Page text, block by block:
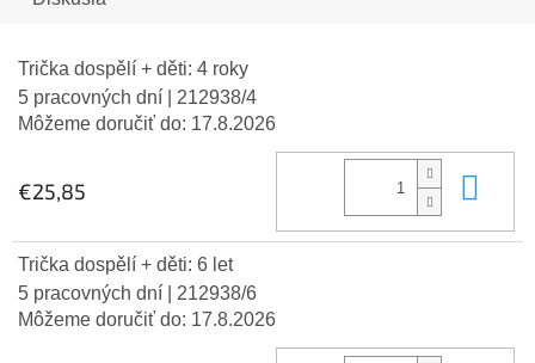
Trička dospělí + děti: 4 roky
5 pracovných dní
| 212938/4
Môžeme doručiť do: 17.8.2026
€25,85
Trička dospělí + děti: 6 let
5 pracovných dní
| 212938/6
Môžeme doručiť do: 17.8.2026